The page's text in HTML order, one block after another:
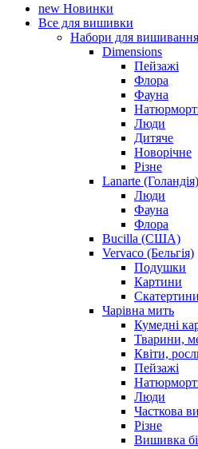
new Новинки
Все для вишивки
Набори для вишивання
Dimensions
Пейзажі
Флора
Фауна
Люди
Дитяче
Новорічне
Різне
Lanarte (Голандія)
Люди
Фауна
Флора
Bucilla (США)
Vervaco (Бельгія)
Подушки
Картини
Чарiвна мить
Кумедні
Тварини,
Квіти,
Пейзажі
Люди
Часткова
Різне
Вишивка